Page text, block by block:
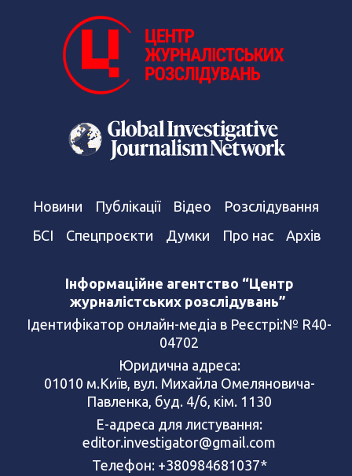
Новини Публікації Відео
Розслідування
БСІ
Спецпроєкти Думки Про нас Архів
Інформаційне агентство “Центр
журналістських розслідувань”
Ідентифікатор онлайн-медіа в Реєстрі:№ R40-
04702
Юридична адреса:
01010 м.Київ, вул. Михайла Омеляновича-
Павленка, буд. 4/6, кім. 1130
Е-адреса для листування:
editor.investigator@gmail.com
Телефон: +380984681037*